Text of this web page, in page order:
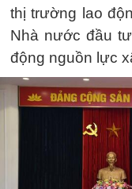
thị trường lao
Nhà nước đầu
động nguồn lực